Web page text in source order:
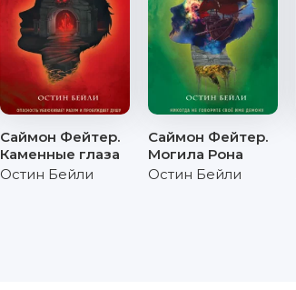
Саймон Фейтер.
Каменные глаза
Остин Бейли
Саймон Фейтер.
Могила Рона
Остин Бейли